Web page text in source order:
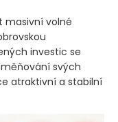
masivní volné
investic se
svých
atraktivní a stabilní